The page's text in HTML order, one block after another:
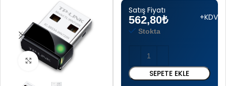
Tam boyut için tıklayın
Satış Fiyatı
562,80₺ +KDV
Stokta
SEPETE EKLE